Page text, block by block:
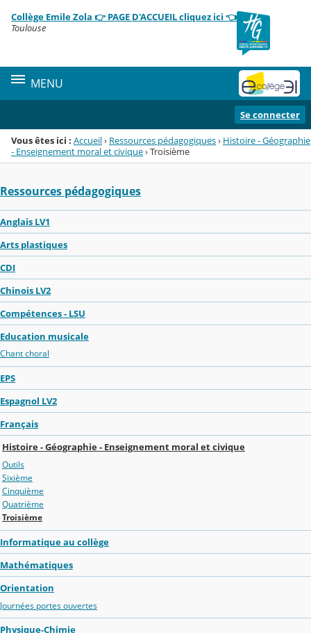
Menu de la rubrique
Contenu
Collège Emile Zola 👉 PAGE D'ACCUEIL cliquez ici 👈
Toulouse
MENU
Se connecter
Vous êtes ici : Accueil› Ressources pédagogiques› Histoire - Géographie
- Enseignement moral et civique›Troisième
Ressources pédagogiques
Anglais LV1
Arts plastiques
CDI
Chinois LV2
Compétences - LSU
Education musicale
Chant choral
EPS
Espagnol LV2
Français
Histoire - Géographie - Enseignement moral et civique
Outils
Sixième
Cinquième
Quatrième
Troisième
Informatique au collège
Mathématiques
Orientation
Journées portes ouvertes
Physique-Chimie